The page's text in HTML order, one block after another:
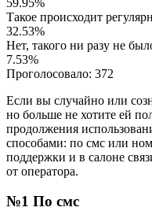
Такое происходит
32.53%
Нет, такого ни разу не
7.53%
Проголосовало: 372
Если вы случайно или
но больше не хотите ей
продолжения
способами: по смс или
поддержки и в салоне
от оператора.
№1 По смс